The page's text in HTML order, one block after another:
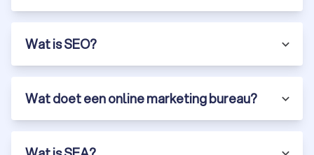
Wat is SEO?
Wat doet een online marketing bureau?